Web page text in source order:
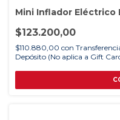
Mini Inflador Eléctrico
$123.200,00
$110.880,00 con
Depósito (No aplica a Gift